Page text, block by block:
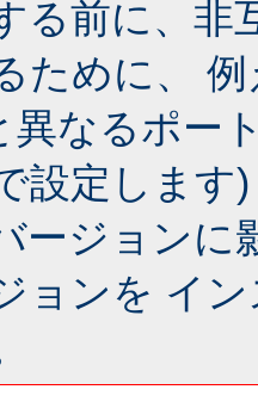
る前に、非
ために、
異なるポー
設定します
ージョンに
ョンを イ